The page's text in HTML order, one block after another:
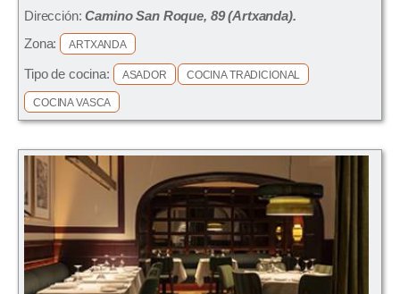
Dirección:Camino San Roque, 89 (Artxanda).
Zona:
ARTXANDA
Tipo de cocina: ASADOR COCINA TRADICIONAL
COCINA VASCA